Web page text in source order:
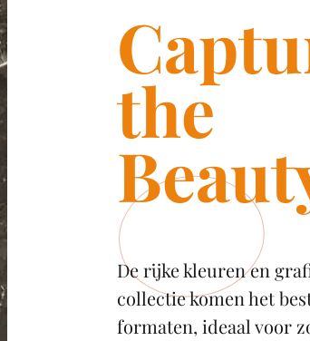
the
De rijke kleuren en
collectie komen het
formaten, ideaal voor